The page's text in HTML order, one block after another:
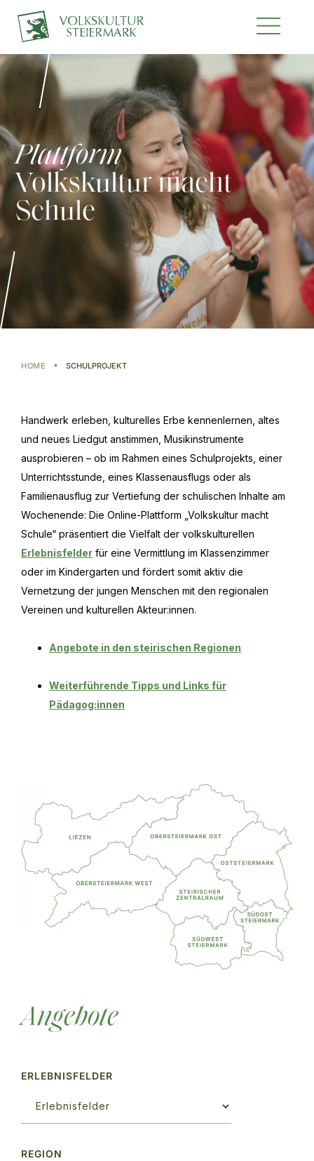
Plattform
Volkskultur macht
Schule
HOME SCHULPROJEKT
Handwerk erleben, kulturelles Erbe kennenlernen, altes
und neues Liedgut anstimmen, Musikinstrumente
ausprobieren – ob im Rahmen eines Schulprojekts, einer
Unterrichtsstunde, eines Klassenausflugs oder als
Familienausflug zur Vertiefung der schulischen Inhalte am
Wochenende: Die Online-Plattform „Volkskultur macht
Schule“ präsentiert die Vielfalt der volkskulturellen
Erlebnisfelder für eine Vermittlung im Klassenzimmer
oder im Kindergarten und fördert somit aktiv die
Vernetzung der jungen Menschen mit den regionalen
Vereinen und kulturellen Akteur:innen.
Angebote in den steirischen Regionen
Weiterführende Tipps und Links für
Pädagog:innen
Angebote
ERLEBNISFELDER
REGION